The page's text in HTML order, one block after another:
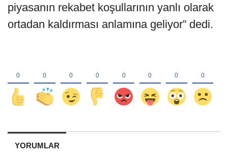
piyasanın rekabet koşullarının yanlı olarak
ortadan kaldırması anlamına geliyor” dedi.
YORUMLAR